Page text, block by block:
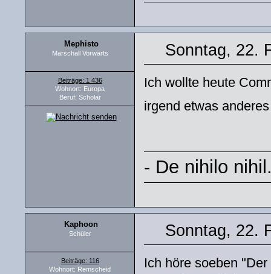
Mephisto
Marschall Vorwärts
Beiträge: 1 436
Wohnort: Europa
Beruf: Scholar
Sonntag, 22.
Ich wollte heute
irgend etwas
- De nihilo
Kaphoon
Schüler
Beiträge: 116
Wohnort: Remscheid
Sonntag, 22.
Ich höre soeben